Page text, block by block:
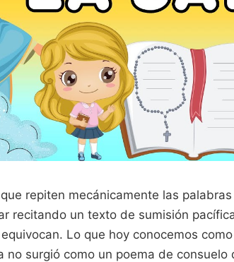
repiten mecánicamente las
recitando un texto de sumisión
Lo que hoy conocemos
no surgió como un poema de